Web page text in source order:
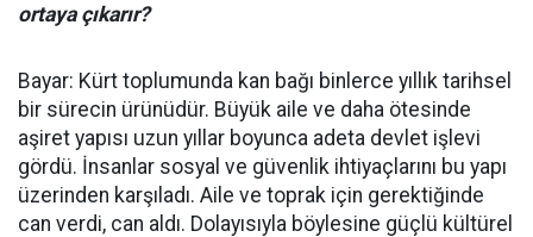
ortaya çıkarır?
Bayar: Kürt toplumunda kan bağı binlerce yıllık tarihsel
bir sürecin ürünüdür. Büyük aile ve daha ötesinde
aşiret yapısı uzun yıllar boyunca adeta devlet işlevi
gördü. İnsanlar sosyal ve güvenlik ihtiyaçlarını bu yapı
üzerinden karşıladı. Aile ve toprak için gerektiğinde
can verdi, can aldı. Dolayısıyla böylesine güçlü kültürel